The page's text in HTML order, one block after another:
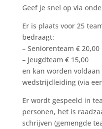
Geef je snel op via
Er is plaats voor 25
bedraagt:
– Seniorenteam € 20,00
– Jeugdteam € 15,00
en kan worden
wedstrijdleiding (via
Er wordt gespeeld in
personen, het is
schrijven (gemengde